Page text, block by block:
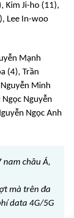
Kim Ji-ho (11),
Lee In-woo
Mạnh
(4), Trần
Minh
Nguyễn
Ngọc Anh
nam châu Á,
mà trên đa
data 4G/5G